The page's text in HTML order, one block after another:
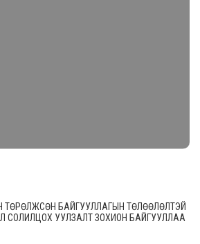
ТӨРӨЛЖСӨН БАЙГУУЛЛАГЫН ТӨЛӨӨЛӨЛТЭЙ
СОЛИЛЦОХ УУЛЗАЛТ ЗОХИОН БАЙГУУЛЛАА